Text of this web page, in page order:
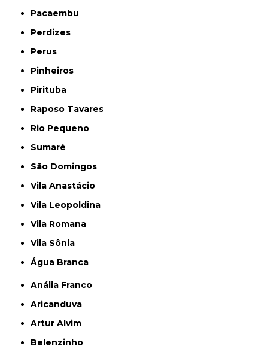
Pacaembu
Perdizes
Perus
Pinheiros
Pirituba
Raposo Tavares
Rio Pequeno
Sumaré
São Domingos
Vila Anastácio
Vila Leopoldina
Vila Romana
Vila Sônia
Água Branca
Anália Franco
Aricanduva
Artur Alvim
Belenzinho